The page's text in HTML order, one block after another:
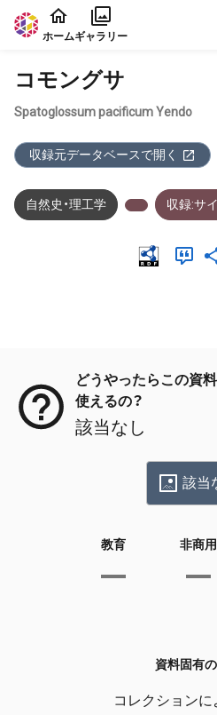
本文に飛ぶ
ホームギャラリー
コモングサ
Spatoglossum pacificum Yendo
収録元データベースで開く
自然史・理工学 収録:サ
どうやったらこの資
使えるの？
該当なし
該当
教育 非商用
資料固有
コレクションに